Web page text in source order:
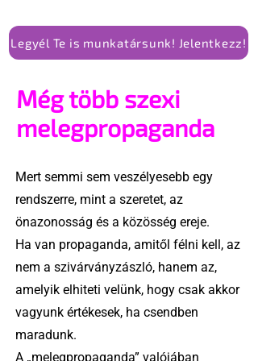
Legyél Te is munkatársunk! Jelentkezz!
Még több szexi
melegpropaganda
Mert semmi sem veszélyesebb egy
rendszerre, mint a szeretet, az
önazonosság és a közösség ereje.
Ha van propaganda, amitől félni kell, az
nem a szivárványzászló, hanem az,
amelyik elhiteti velünk, hogy csak akkor
vagyunk értékesek, ha csendben
maradunk.
A „melegpropaganda” valójában